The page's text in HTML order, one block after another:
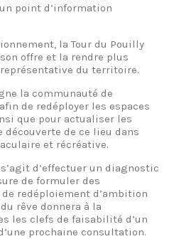
point d’information
la Tour du Pouilly
offre et la rendre plus
du territoire.
la communauté de
de redéployer les espaces
que pour actualiser les
découverte de ce lieu dans
et récréative.
d’effectuer un diagnostic
de formuler des
redéploiement d’ambition
rêve donnera à la
les clefs de faisabilité d’un
prochaine consultation.